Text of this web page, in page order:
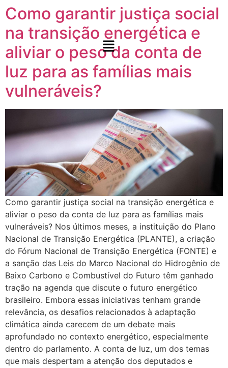
Como garantir justiça social
na transição energética e
aliviar o peso da conta de
luz para as famílias mais
vulneráveis?​
Como garantir justiça social na transição energética e aliviar o peso da conta de luz para as famílias mais vulneráveis? Nos últimos meses, a instituição do Plano Nacional de Transição Energética (PLANTE), a criação do Fórum Nacional de Transição Energética (FONTE) e a sanção das Leis do Marco Nacional do Hidrogênio de Baixo Carbono e Combustível do Futuro têm ganhado tração na agenda que discute o futuro energético brasileiro. Embora essas iniciativas tenham grande relevância, os desafios relacionados à adaptação climática ainda carecem de um debate mais aprofundado no contexto energético, especialmente dentro do parlamento. A conta de luz, um dos temas que mais despertam a atenção dos deputados e senadores, influencia diretamente a capacidade das famílias brasileiras, especialmente no Norte e Nordeste, de atenderem suas necessidades básicas, como alimentação, conforme o estudo “Justiça Energética – Pesquisa de Opinião Pública, publicado pelo Instituto Pólis. As famílias em maior vulnerabilidade socioeconômica, que dependem da energia para terem acesso à educação, conforto térmico e demais condições para ter uma boa qualidade de vida estão tendo dificuldades para pagarem suas contas todo mês. Na medida que o tempo passa, esse quadro vai se agravando gradativamente, exigindo uma revisão rápida que promova justiça tarifária com essa situação em mente. Com esse objetivo, três projetos de lei foram apresentados no parlamento em outubro, visando ampliar o debate de justiça social no processo de transição energética em curso. As propostas buscam: garantir a participação da sociedade civil e movimentos sociais no âmbito do Conselho Nacional de Política Energética (CNPE); definir o conceito de pobreza energética, bem como medidas para seu combate; e por fim, a atualização das faixas de consumo dos beneficiários da Tarifa Social de Energia Elétrica. Apresentadas pela deputada Carla Ayres (PT/SC), as iniciativas representam um primeiro passo para preencher a lacuna de discussão sobre inclusão social no Congresso Nacional, trazendo o tema para o centro de debate. E você, como acha que a transição energética pode promover justiça social e climática? Leia o estudo completo e compartilhe essa mensagem para ampliarmos o debate! Leia o Documento Anterior Notícias Como garantir justiça social na transição energética e aliviar o peso da conta de luz para as famílias mais vulneráveis?​ Como garantir justiça social na transição energética e aliviar o… Leia mais 21 de outubro de 2024 Consulta Pública: Coalizão Energia Limpa contribui com o MME sobre a operação em condição diferenciada de usinas termoelétricas para atendimento de potência no SIN Coalizão Energia Limpa contribui com o MME sobre a operação… Leia mais 7 de outubro de 2024 Posicionamento Crítico Crise Hídrica e Energia: Propostas para Aumentar a Resiliência do Sistema Elétrico no Horário de Ponta Posicionamento Crítico | Crise Hídrica e Resiliência Energética: Soluções para… Leia mais 26 de setembro de 2024 Organizações Lançam Posicionamento crítico à Nova Política Nacional de Transição Energética e ao Decreto “Gás para Empregar” Organizações Lançam Posicionamento crítico à Nova Política Nacional de Transição… Leia mais 4 de setembro de 2024 Coalizão Energia Limpa participa da Consulta Pública do MME sobre processo de licenciamento ambiental Coalizão Energia Limpa participa da Consulta Pública do MME sobre… Leia mais 29 de julho de 2024 Carregar mais Consulta Pública: Coalizão Energia Limpa contribui com o MME sobre a operação em condição diferenciada de usinas termoelétricas para atendimento de potência no SIN 7 de outubro de 2024.elementor-663 .elementor-element.elementor-element-146986ff{–display:flex;–flex-direction:column;–container-widget-width:100%;–container-widget-height:initial;–container-widget-flex-grow:0;–container-widget-align-self:initial;–flex-wrap-mobile:wrap;–background-transition:0.3s;}.elementor-widget-image .widget-image-caption{color:var( –e-global-color-text );font-family:var( –e-global-typography-text-font-family ), Sans-serif;font-size:var( –e-global-typography-text-font-size );font-weight:var( –e-global-typography-text-font-weight );}.elementor-663 .elementor-element.elementor-element-13ee6f7e > .elementor-widget-container{margin:-10px 0px 0px 0px;}.elementor-663 .elementor-element.elementor-element-18403a1f{–display:flex;–flex-direction:row;–container-widget-width:initial;–container-widget-height:100%;–container-widget-flex-grow:1;–container-widget-align-self:stretch;–flex-wrap-mobile:wrap;–gap:0px 16px;–background-transition:0.3s;–margin-top:0px;–margin-bottom:0px;–margin-left:0px;–margin-right:0px;–padding-top:0px;–padding-bottom:0px;–padding-left:0px;–padding-right:0px;}.elementor-663 .elementor-element.elementor-element-558f9ce4{–display:flex;–flex-direction:column;–container-widget-width:100%;–container-widget-height:initial;–container-widget-flex-grow:0;–container-widget-align-self:initial;–flex-wrap-mobile:wrap;–background-transition:0.3s;}.elementor-663 .elementor-element.elementor-element-558f9ce4.e-con{–flex-grow:0;–flex-shrink:0;}.elementor-widget-heading .elementor-heading-title{color:var( –e-global-color-primary );font-family:var( –e-global-typography-primary-font-family ), Sans-serif;font-size:var( –e-global-typography-primary-font-size );font-weight:var( –e-global-typography-primary-font-weight );}.elementor-663 .elementor-element.elementor-element-27733e87 .wpr-post-info-taxonomy a{display:inline-block;color:#605BE5;padding:0px 0px 0px 0px;margin:0px 0px 0px 0px;border-style:none;border-radius:0px 0px 0px 0px;}.elementor-663 .elementor-element.elementor-element-27733e87 .wpr-post-info-taxonomy > span:not(.wpr-post-info-text){display:inline-block;color:#605BE5;padding:0px 0px 0px 0px;margin:0px 0px 0px 0px;border-style:none;border-radius:0px 0px 0px 0px;}.elementor-663 .elementor-element.elementor-element-27733e87 .wpr-post-info-vertical li{padding-bottom:0px;margin-bottom:0px;}.elementor-663 .elementor-element.elementor-element-27733e87 .wpr-post-info-horizontal li{padding-right:0px;}.elementor-663 .elementor-element.elementor-element-27733e87 .wpr-post-info-horizontal li:after{right:calc(0px / 2);}.elementor-663 .elementor-element.elementor-element-27733e87 .wpr-post-info{text-align:center;}.elementor-663 .elementor-element.elementor-element-27733e87 .wpr-post-info li{color:#959595;}.elementor-663 .elementor-element.elementor-element-27733e87 .wpr-post-info li:not(.wpr-post-info-taxonomy):not(.wpr-post-info-custom-field) a{color:#959595;}.elementor-663 .elementor-element.elementor-element-27733e87 .wpr-post-info li:not(.wpr-post-info-taxonomy):not(.wpr-post-info-custom-field){font-size:12px;}.elementor-663 .elementor-element.elementor-element-27733e87 .wpr-post-info li a{transition-duration:0.1s;}.elementor-663 .elementor-element.elementor-element-27733e87 .avatar{border-radius:0px 0px 0px 0px;}.elementor-663 .elementor-element.elementor-element-27733e87 .wpr-post-info-taxonomy a, .elementor-663 .elementor-element.elementor-element-27733e87 .wpr-post-info-taxonomy > span:not(.wpr-post-info-text){font-size:15px;}.elementor-663 .elementor-element.elementor-element-27733e87 .wpr-post-info-taxonomy a:hover{color:#54595F;}.elementor-663 .elementor-element.elementor-element-27733e87 .wpr-post-info li:not(.wpr-post-info-custom-field) i{color:#333333;}.elementor-663 .elementor-element.elementor-element-27733e87 .wpr-post-info li:not(.wpr-post-info-custom-field) svg{fill:#333333;}.elementor-663 .elementor-element.elementor-element-27733e87 .wpr-post-info li i{font-size:16px;margin-right:5px;}.elementor-663 .elementor-element.elementor-element-27733e87 .wpr-post-info li svg{width:16px;height:16px;margin-right:5px;}.elementor-663 .elementor-element.elementor-element-27733e87 .wpr-post-info li .wpr-post-info-text{color:#333333;font-size:12px;}.elementor-663 .elementor-element.elementor-element-27733e87 .wpr-post-info li .wpr-post-info-text span{margin-right:10px;}.elementor-663 .elementor-element.elementor-element-27733e87.elementor-element{–align-self:flex-start;}.elementor-widget-text-editor{color:var( –e-global-color-text );font-family:var( –e-global-typography-text-font-family ), Sans-serif;font-size:var( –e-global-typography-text-font-size );font-weight:var( –e-global-typography-text-font-weight );}.elementor-widget-text-editor.elementor-drop-cap-view-stacked .elementor-drop-cap{background-color:var( –e-global-color-primary );}.elementor-widget-text-editor.elementor-drop-cap-view-framed .elementor-drop-cap, .elementor-widget-text-editor.elementor-drop-cap-view-default .elementor-drop-cap{color:var( –e-global-color-primary );border-color:var( –e-global-color-primary );}.elementor-663 .elementor-element.elementor-element-43032981{text-align:justify;color:#646464;}.elementor-663 .elementor-element.elementor-element-43032981 > .elementor-widget-container{margin:10px 10px 10px 10px;padding:10px 10px 10px 10px;}.elementor-663 .elementor-element.elementor-element-63faaa66 .wpr-post-navigation-wrap{border-color:#e8e8e8;border-width:1px 0 1px 0;}.elementor-663 .elementor-element.elementor-element-63faaa66 .wpr-post-nav-divider{background-color:#e8e8e8;width:1px;}.elementor-663 .elementor-element.elementor-element-63faaa66 .wpr-post-navigation-wrap.wpr-post-nav-dividers{padding:0px 0px 0px 0px;}.elementor-663 .elementor-element.elementor-element-63faaa66 .wpr-post-nav-bg-images .wpr-post-navigation{padding:0px 0px 0px 0px;}.elementor-663 .elementor-element.elementor-element-63faaa66 .wpr-post-navigation i{color:#605BE5;border-color:#E8E8E8;transition:color 0.5s, background-color 0.5s, border-color 0.5s;font-size:7px;width:40px;height:50px;line-height:50px;border-style:none;border-radius:0px 0px 0px 0px;}.elementor-663 .elementor-element.elementor-element-63faaa66 .wpr-post-navigation svg path{color:#605BE5;}.elementor-663 .elementor-element.elementor-element-63faaa66 .wpr-posts-navigation-svg-wrapper svg{fill:#605BE5;transition:fill 0.